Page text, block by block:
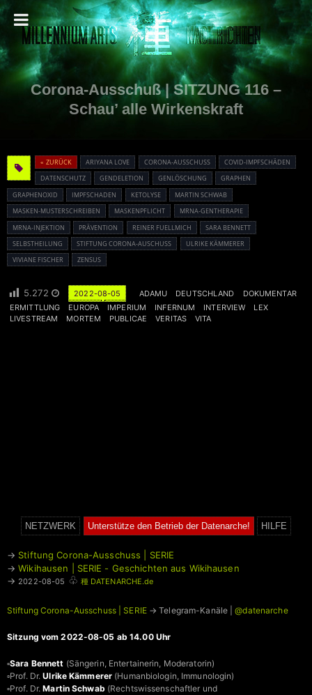
Corona-Ausschuß | SITZUNG 116 –
Schau’ alle Wirkenskraft
« ZURÜCK ARIYANA LOVE CORONA-AUSSCHUSS
COVID-IMPFSCHÄDEN
DATENSCHUTZ
GENDELETION GENLÖSCHUNG
GRAPHEN
GRAPHENOXID
IMPFSCHADEN KETOLYSE
MARTIN SCHWAB
MASKEN-MUSTERSCHREIBEN
MASKENPFLICHT
MRNA-GENTHERAPIE
MRNA-INJEKTION
PRÄVENTION REINER FUELLMICH
SARA BENNETT
SELBSTHEILUNG
STIFTUNG CORONA-AUSCHUSS
ULRIKE KÄMMERER
VIVIANE FISCHER
ZENSUS
5.272 2022-08-05 ADAMU DEUTSCHLAND
DOKUMENTAR
ERMITTLUNG
EUROPA IMPERIUM INFERNUM INTERVIEW
LEX
LIVESTREAM
MORTEM PUBLICAE VERITAS VITA
NETZWERK Unterstütze den Betrieb der Datenarche! HILFE
→ Stiftung Corona-Ausschuss | SERIE
→Wikihausen | SERIE - Geschichten aus Wikihausen
→ 2022-08-05 ♧ 種 DATENARCHE.de
Stiftung Corona-Ausschuss | SERIE→ Telegram-Kanäle |@datenarche
Sitzung vom 2022-08-05 ab 14.00 Uhr
▫️Sara Bennett (Sängerin, Entertainerin, Moderatorin)
▫️Prof. Dr.Ulrike Kämmerer (Humanbiologin, Immunologin)
▫️Prof. Dr.Martin Schwab (Rechtswissenschaftler und